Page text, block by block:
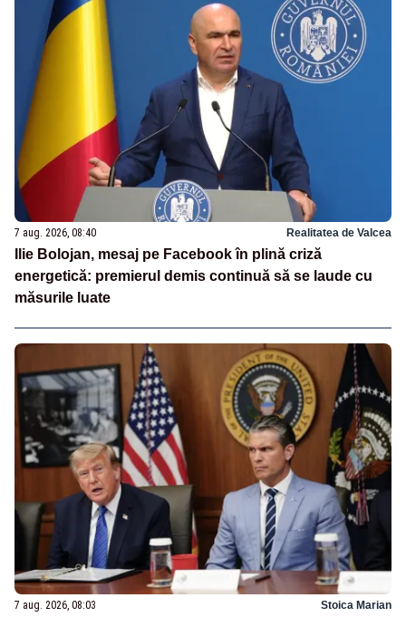
7 aug. 2026, 08:40 Realitatea de Valcea
Ilie Bolojan, mesaj pe Facebook în plină criză
energetică: premierul demis continuă să se laude cu
măsurile luate
7 aug. 2026, 08:03 Stoica Marian